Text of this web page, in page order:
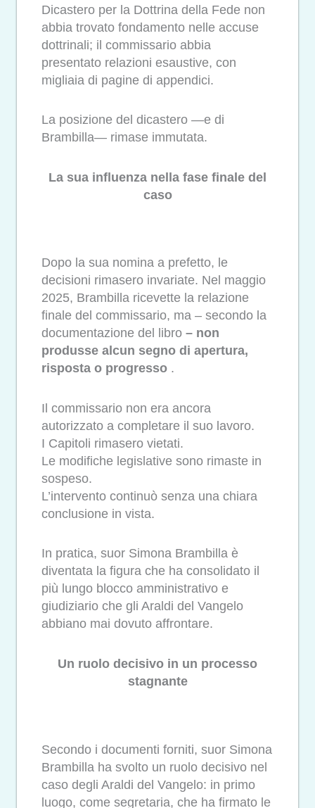
Dicastero per la Dottrina della Fede non
abbia trovato fondamento nelle accuse
dottrinali; il commissario abbia
presentato relazioni esaustive, con
migliaia di pagine di appendici.
La posizione del dicastero —e di
Brambilla— rimase immutata.
La sua influenza nella fase finale del
caso
Dopo la sua nomina a prefetto, le
decisioni rimasero invariate. Nel maggio
2025, Brambilla ricevette la relazione
finale del commissario, ma – secondo la
documentazione del libro – non
produsse alcun segno di apertura,
risposta o progresso .
Il commissario non era ancora
autorizzato a completare il suo lavoro.
I Capitoli rimasero vietati.
Le modifiche legislative sono rimaste in
sospeso.
L’intervento continuò senza una chiara
conclusione in vista.
In pratica, suor Simona Brambilla è
diventata la figura che ha consolidato il
più lungo blocco amministrativo e
giudiziario che gli Araldi del Vangelo
abbiano mai dovuto affrontare.
Un ruolo decisivo in un processo
stagnante
Secondo i documenti forniti, suor Simona
Brambilla ha svolto un ruolo decisivo nel
caso degli Araldi del Vangelo: in primo
luogo, come segretaria, che ha firmato le